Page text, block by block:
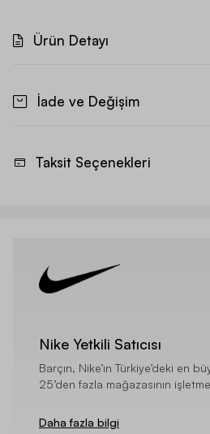
Ürün Detayı
İade ve Değişim
Taksit Seçenekleri
Nike Yetkili Satıcısı
Barçın, Nike’ın Türkiye’deki en
25’den fazla mağazasının
Daha fazla bilgi